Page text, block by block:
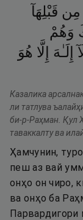
مِن قَبْلِهَآ
وَهُمْ
إِلَـٰهَ إِلَّا هُوَ
Казалика
ли татлува
би-р-Раҳман. Қул
таваккалту ва
Ҳамчунин,
пеш аз вай
онҳо он чиро,
ва онҳо ба
Парвардигори